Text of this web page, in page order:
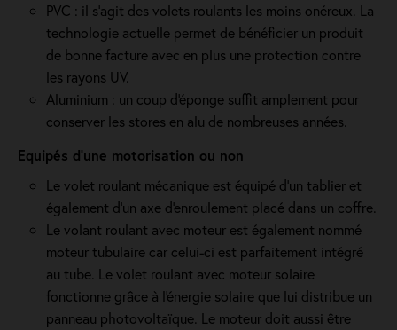
PVC : il s'agit des volets roulants les moins onéreux. La
technologie actuelle permet de bénéficier un produit
de bonne facture avec en plus une protection contre
les rayons UV.
Aluminium : un coup d'éponge suffit amplement pour
conserver les stores en alu de nombreuses années.
Equipés d'une motorisation ou non
Le volet roulant mécanique est équipé d'un tablier et
également d'un axe d'enroulement placé dans un coffre.
Le volant roulant avec moteur est également nommé
moteur tubulaire car celui-ci est parfaitement intégré
au tube. Le volet roulant avec moteur solaire
fonctionne grâce à l'énergie solaire que lui distribue un
panneau photovoltaïque. Le moteur doit aussi être